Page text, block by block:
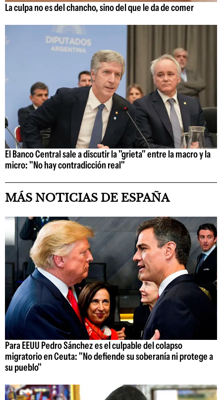
La culpa no es del chancho, sino del que le da de comer
El Banco Central sale a discutir la "grieta" entre la macro y la
micro: "No hay contradicción real"
MÁS NOTICIAS DE ESPAÑA
Para EEUU Pedro Sánchez es el culpable del colapso
migratorio en Ceuta: "No defiende su soberanía ni protege a
su pueblo"